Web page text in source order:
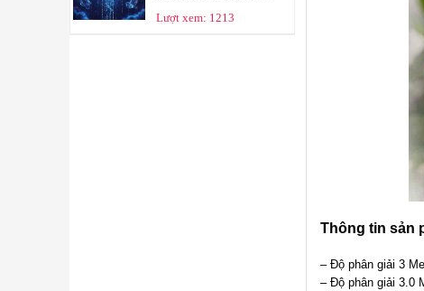
Lượt xem: 1213
Thông tin sản
– Độ phân giải 3
– Độ phân giải 3.0